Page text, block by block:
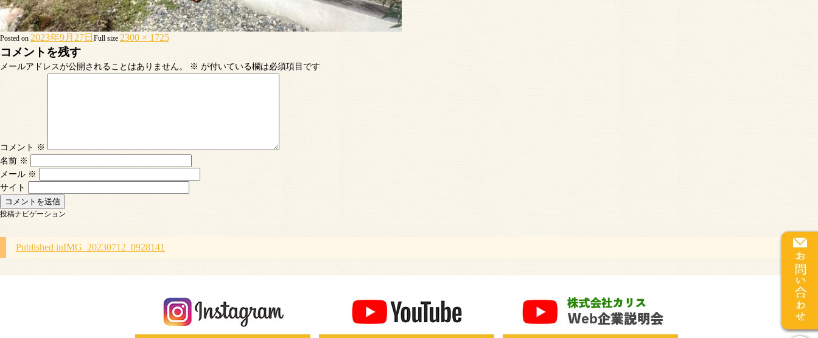
Posted on 2023年9月27日 Full size 2300 × 1725
コメントを残す
メールアドレスが公開されることはありません。 ※ が付いている欄は必須項目です
コメント ※
名前 ※
メール ※
サイト
投稿ナビゲーション
Published inIMG_20230712_0928141